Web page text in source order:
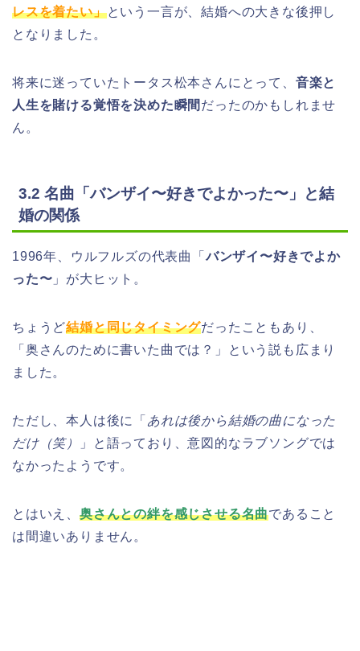
レスを着たい」という一言が、結婚への大きな後押し
となりました。
将来に迷っていたトータス松本さんにとって、 音楽と
人生を賭ける覚悟を決めた瞬間 だったのかもしれませ
ん。
3.2 名曲「バンザイ〜好きでよかった〜」と結
婚の関係
1996年、ウルフルズの代表曲「バンザイ〜好きでよか
った〜 」が大ヒット。
ちょうど結婚と同じタイミングだったこともあり、
「奥さんのために書いた曲では？」という説も広まり
ました。
ただし、本人は後に「 あれは後から結婚の曲になった
だけ（笑）
」と語っており、意図的なラブソングでは
なかったようです。
とはいえ、 奥さんとの絆を感じさせる名曲であること
は間違いありません。